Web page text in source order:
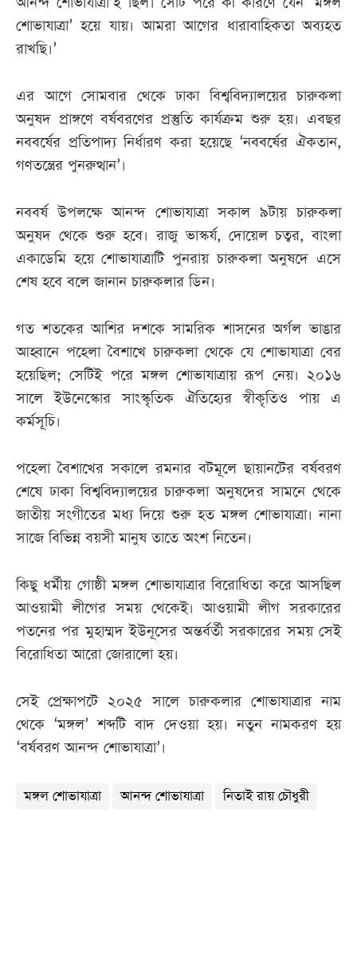
শোভাযাত্রা’ হয়ে যায়। আমরা আগের ধারাবাহিকতা অব্যহত
রাখছি।’
এর আগে সোমবার থেকে ঢাকা বিশ্ববিদ্যালয়ের চারুকলা
অনুষদ প্রাঙ্গণে বর্ষবরণের প্রস্তুতি কার্যক্রম শুরু হয়। এবছর
নববর্ষের প্রতিপাদ্য নির্ধারণ করা হয়েছে ‘নববর্ষের ঐকতান,
গণতন্ত্রের পুনরুত্থান’।
নববর্ষ উপলক্ষে আনন্দ শোভাযাত্রা সকাল ৯টায় চারুকলা
অনুষদ থেকে শুরু হবে। রাজু ভাস্কর্য, দোয়েল চত্বর, বাংলা
একাডেমি হয়ে শোভাযাত্রাটি পুনরায় চারুকলা অনুষদে এসে
শেষ হবে বলে জানান চারুকলার ডিন।
গত শতকের আশির দশকে সামরিক শাসনের অর্গল ভাঙার
আহ্বানে পহেলা বৈশাখে চারুকলা থেকে যে শোভাযাত্রা বের
হয়েছিল; সেটিই পরে মঙ্গল শোভাযাত্রায় রূপ নেয়। ২০১৬
সালে ইউনেস্কোর সাংস্কৃতিক ঐতিহ্যের স্বীকৃতিও পায় এ
কর্মসূচি।
পহেলা বৈশাখের সকালে রমনার বটমূলে ছায়ানটের বর্ষবরণ
শেষে ঢাকা বিশ্ববিদ্যালয়ের চারুকলা অনুষদের সামনে থেকে
জাতীয় সংগীতের মধ্য দিয়ে শুরু হত মঙ্গল শোভাযাত্রা। নানা
সাজে বিভিন্ন বয়সী মানুষ তাতে অংশ নিতেন।
কিছু ধর্মীয় গোষ্ঠী মঙ্গল শোভাযাত্রার বিরোধিতা করে আসছিল
আওয়ামী লীগের সময় থেকেই। আওয়ামী লীগ সরকারের
পতনের পর মুহাম্মদ ইউনূসের অন্তর্বর্তী সরকারের সময় সেই
বিরোধিতা আরো জোরালো হয়।
সেই প্রেক্ষাপটে ২০২৫ সালে চারুকলার শোভাযাত্রার নাম
থেকে ‘মঙ্গল’ শব্দটি বাদ দেওয়া হয়। নতুন নামকরণ হয়
‘বর্ষবরণ আনন্দ শোভাযাত্রা’।
মঙ্গল শোভাযাত্রা আনন্দ শোভাযাত্রা নিতাই রায় চৌধুরী